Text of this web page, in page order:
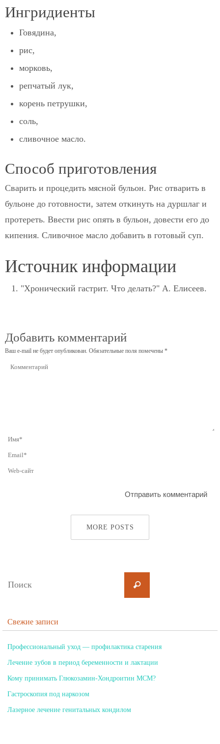
Ингридиенты
Говядина,
рис,
морковь,
репчатый лук,
корень петрушки,
соль,
сливочное масло.
Способ приготовления
Сварить и процедить мясной бульон. Рис отварить в
бульоне до готовности, затем откинуть на дуршлаг и
протереть. Ввести рис опять в бульон, довести его до
кипения. Сливочное масло добавить в готовый суп.
Источник информации
"Хронический гастрит. Что делать?" А. Елисеев.
Добавить комментарий
Ваш e-mail не будет опубликован. Обязательные поля помечены *
MORE POSTS
Свежие записи
Профессиональный уход — профилактика старения
Лечение зубов в период беременности и лактации
Кому принимать Глюкозамин-Хондроитин МСМ?
Гастроскопия под наркозом
Лазерное лечение генитальных кондилом